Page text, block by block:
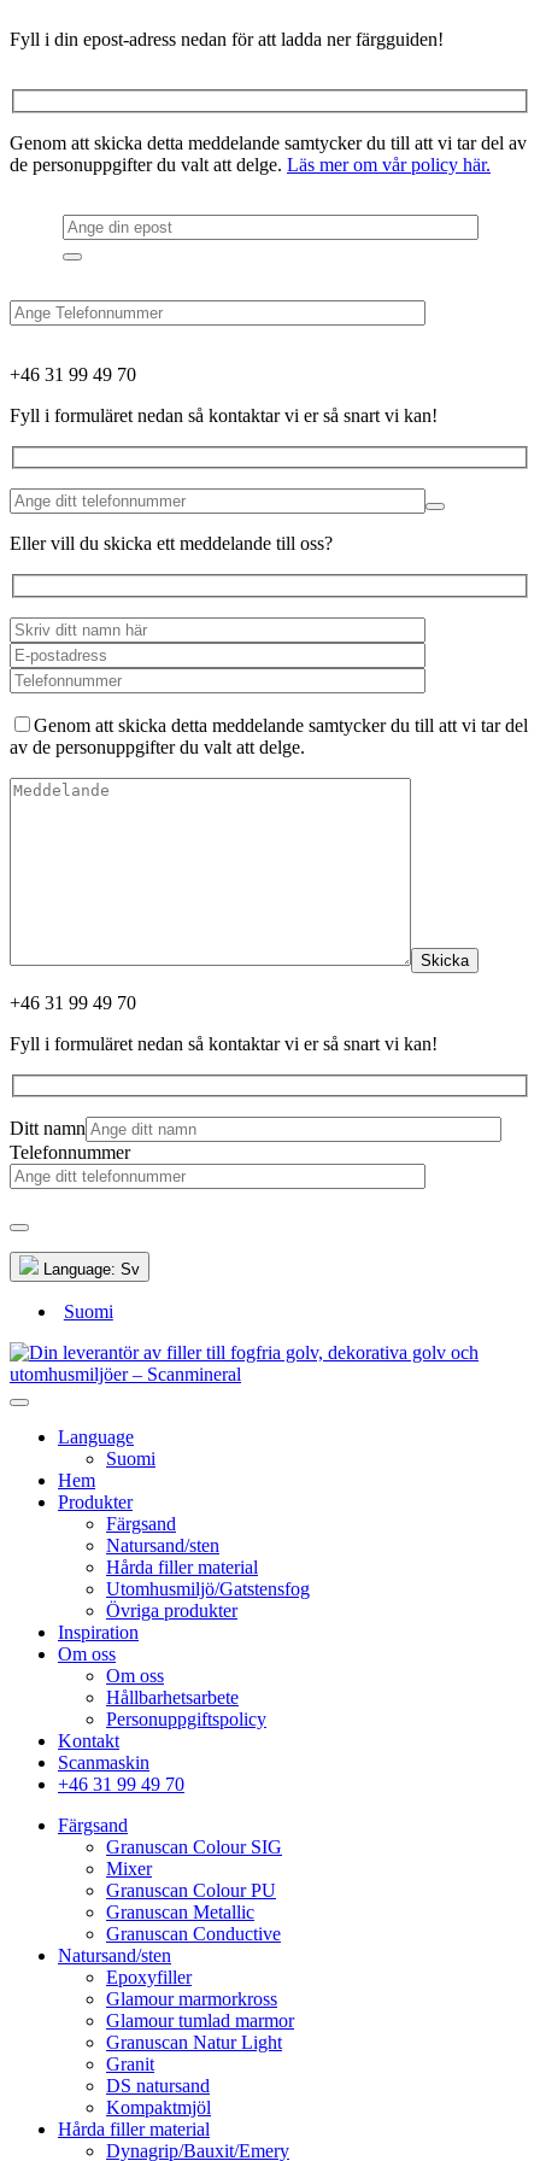
Fyll i din epost-adress nedan för att ladda ner färgguiden!
Genom att skicka detta meddelande samtycker du till att vi tar del av
de personuppgifter du valt att delge. Läs mer om vår policy här.
+46 31 99 49 70
Fyll i formuläret nedan så kontaktar vi er så snart vi kan!
Eller vill du skicka ett meddelande till oss?
Genom att skicka detta meddelande samtycker du till att vi tar del
av de personuppgifter du valt att delge.
Skicka
+46 31 99 49 70
Fyll i formuläret nedan så kontaktar vi er så snart vi kan!
Ditt namn
Telefonnummer
Language: Sv
Suomi
Language
Suomi
Hem
Produkter
Färgsand
Natursand/sten
Hårda filler material
Utomhusmiljö/Gatstensfog
Övriga produkter
Inspiration
Om oss
Om oss
Hållbarhetsarbete
Personuppgiftspolicy
Kontakt
Scanmaskin
+46 31 99 49 70
Färgsand
Granuscan Colour SIG
Mixer
Granuscan Colour PU
Granuscan Metallic
Granuscan Conductive
Natursand/sten
Epoxyfiller
Glamour marmorkross
Glamour tumlad marmor
Granuscan Natur Light
Granit
DS natursand
Kompaktmjöl
Hårda filler material
Dynagrip/Bauxit/Emery